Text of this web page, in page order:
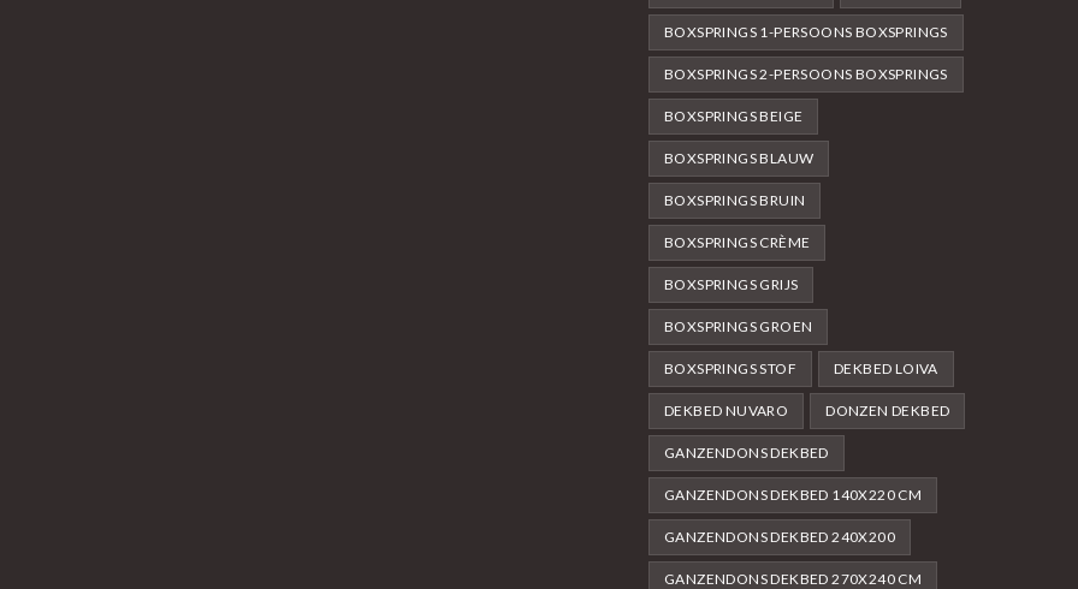
BOXSPRINGS 1-PERSOONS BOXSPRINGS
BOXSPRINGS 2-PERSOONS BOXSPRINGS
BOXSPRINGS BEIGE
BOXSPRINGS BLAUW
BOXSPRINGS BRUIN
BOXSPRINGS CRÈME
BOXSPRINGS GRIJS
BOXSPRINGS GROEN
BOXSPRINGS STOF DEKBED LOIVA
DEKBED NUVARO DONZEN DEKBED
GANZENDONS DEKBED
GANZENDONS DEKBED 140X220 CM
GANZENDONS DEKBED 240X200
GANZENDONS DEKBED 270X240 CM